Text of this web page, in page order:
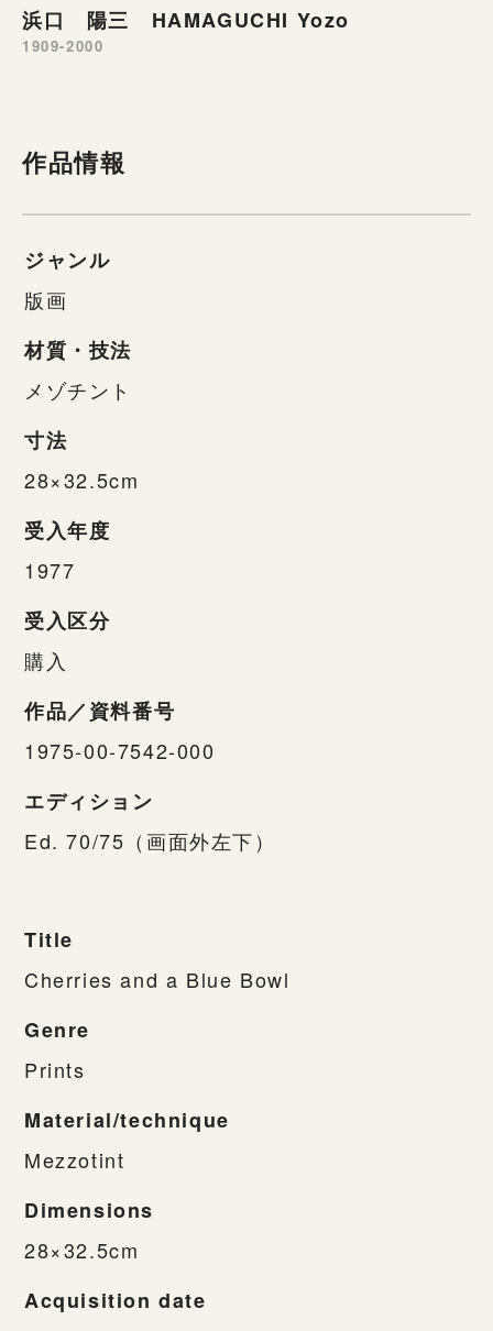
浜口 陽三 HAMAGUCHI Yozo
1909-2000
作品情報
ジャンル
版画
材質・技法
メゾチント
寸法
28×32.5cm
受入年度
1977
受入区分
購入
作品／資料番号
1975-00-7542-000
エディション
Ed. 70/75（画面外左下）
Title
Cherries and a Blue Bowl
Genre
Prints
Material/technique
Mezzotint
Dimensions
28×32.5cm
Acquisition date